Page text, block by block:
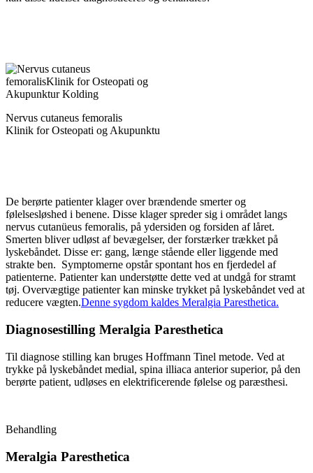
Nervus cutaneus femoralis
Klinik for Osteopati og Akupunktu
De berørte patienter klager over brændende smerter og
følelsesløshed i benene. Disse klager spreder sig i området langs
nervus cutanüeus femoralis, på ydersiden og forsiden af låret.
Smerten bliver udløst af bevægelser, der forstærker trækket på
lyskebåndet. Disse er: gang, længe stående eller liggende med
strakte ben. Symptomerne opstår spontant hos en fjerdedel af
patienterne. Patienter kan understøtte dette ved at undgå for stramt
tøj. Overvægtige patienter kan minske trykket på lyskebåndet ved at
reducere vægten.Denne sygdom kaldes Meralgia Paresthetica.
Diagnosestilling Meralgia Paresthetica
Til diagnose stilling kan bruges Hoffmann Tinel metode. Ved at
trykke på lyskebåndet medial, spina illiaca anterior superior, på den
berørte patient, udløses en elektrificerende følelse og paræsthesi.
Behandling
Meralgia Paresthetica